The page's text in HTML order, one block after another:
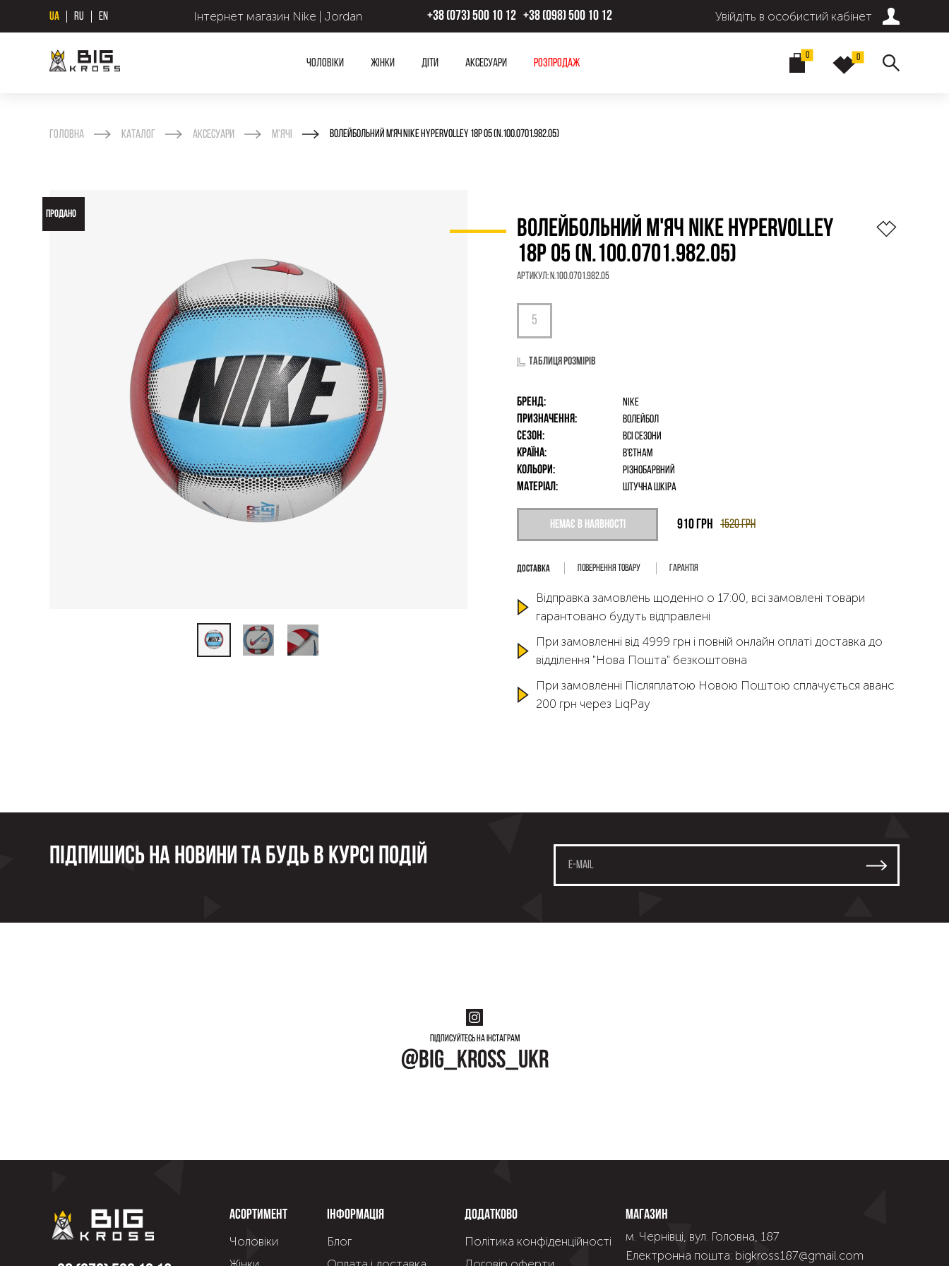
UA RU EN Інтернет магазин Nike | Jordan +38 (073) 500 10 12 +38 (098) 500 10 12 Увійдіть в особистий кабінет
Чоловіки Жінки Діти Аксесуари Розпродаж
0 0
Головна Каталог Аксесуари М'ячі ВОЛЕЙБОЛЬНИЙ М'ЯЧ NIKE HYPERVOLLEY 18P 05 (N.100.0701.982.05)
ПРОДАНО
ВОЛЕЙБОЛЬНИЙ М'ЯЧ NIKE HYPERVOLLEY
18P 05 (N.100.0701.982.05)
Артикул:N.100.0701.982.05
Таблиця розмірів
Бренд: Nike
Призначення: Волейбол
Сезон: Всі сезони
Країна: В'єтнам
Кольори: Різнобарвний
Матеріал: штучна шкіра
Немає в наявності 1520грн
910 грн
Повернення товару Гарантія
Відправка замовлень щоденно о 17:00, всі замовлені товари
гарантовано будуть відправлені
При замовленні від 4999 грн і повній онлайн оплаті доставка до
відділення "Нова Пошта" безкоштовна
При замовленні Післяплатою Новою Поштою сплачується аванс
200 грн через LiqPay
Підпишись на новини та будь в курсі подій
Підписуйтесь на інстаграм
@big_kross_ukr
Асортимент
Чоловіки
Інформація
Блог
Додатково
Політика конфіденційності
Магазин
м. Чернівці, вул. Головна, 187
Електронна пошта: bigkross187@gmail.com